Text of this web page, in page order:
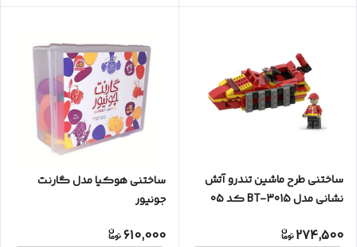
ساختنی طرح ماشین تندرو آتش
نشانی مدل BT-3015 کد 05
274,500
ساختنی هوکیا مدل گارنت
جونیور
610,000